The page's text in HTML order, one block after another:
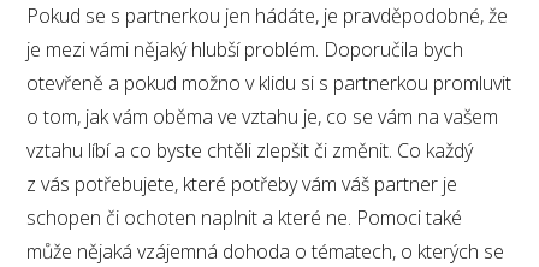
Pokud se s partnerkou jen hádáte, je pravděpodobné, že
je mezi vámi nějaký hlubší problém. Doporučila bych
otevřeně a pokud možno v klidu si s partnerkou promluvit
o tom, jak vám oběma ve vztahu je, co se vám na vašem
vztahu líbí a co byste chtěli zlepšit či změnit. Co každý
z vás potřebujete, které potřeby vám váš partner je
schopen či ochoten naplnit a které ne. Pomoci také
může nějaká vzájemná dohoda o tématech, o kterých se